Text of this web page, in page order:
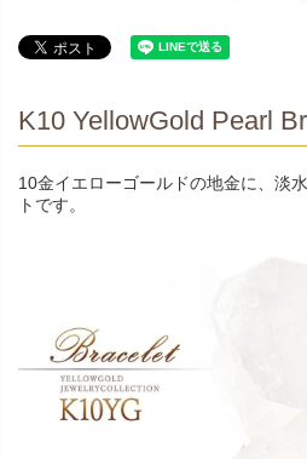
K10 YellowGold Pearl
10金イエローゴールドの地金に、淡
トです。